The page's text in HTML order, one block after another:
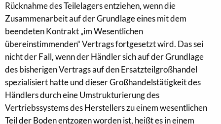
Rücknahme des Teilelagers entziehen, wenn die
Zusammenarbeit auf der Grundlage eines mit dem
beendeten Kontrakt „im Wesentlichen
übereinstimmenden“ Vertrags fortgesetzt wird. Das sei
nicht der Fall, wenn der Händler sich auf der Grundlage
des bisherigen Vertrags auf den Ersatzteilgroßhandel
spezialisiert hatte und dieser Großhandelstätigkeit des
Händlers durch eine Umstrukturierung des
Vertriebssystems des Herstellers zu einem wesentlichen
Teil der Boden entzogen worden ist, heißt es in einem